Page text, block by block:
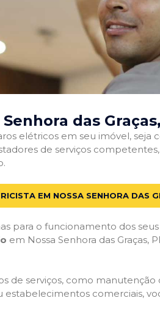
das
elétricos em seu imóvel, seja
de serviços
EM NOSSA SENHORA DAS
o funcionamento dos
em Nossa Senhora das Graças,
de serviços, como
estabelecimentos comerciais,